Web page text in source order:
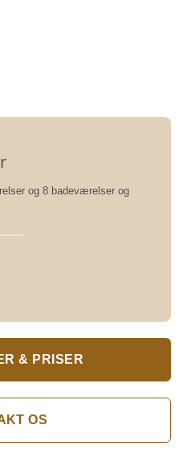
og 8 badeværelser og
& PRISER
OS